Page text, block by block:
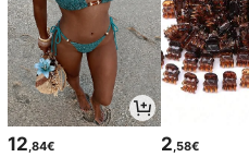
12,84€ 2,58€